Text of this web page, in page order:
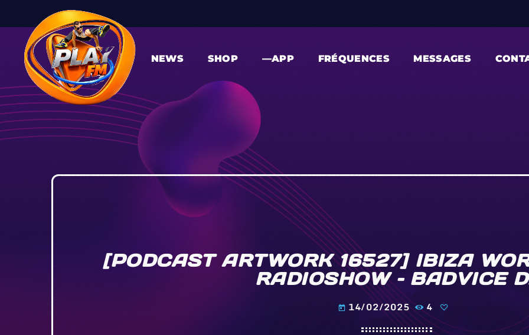
NEWS SHOP —APP FRÉQUENCES MESSAGES
[PODCAST ARTWORK 16527] IBIZA
RADIOSHOW – BADVICE
today 14/02/2025 4